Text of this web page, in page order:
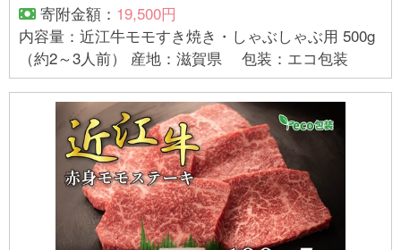
寄附金額： 19,500円
内容量：近江牛モモすき焼き・しゃぶしゃぶ用 500g
（約2～3人前） 産地：滋賀県 包装：エコ包装